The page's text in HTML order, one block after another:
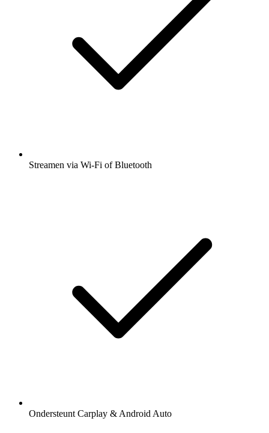
Streamen via Wi-Fi of Bluetooth
Ondersteunt Carplay & Android Auto